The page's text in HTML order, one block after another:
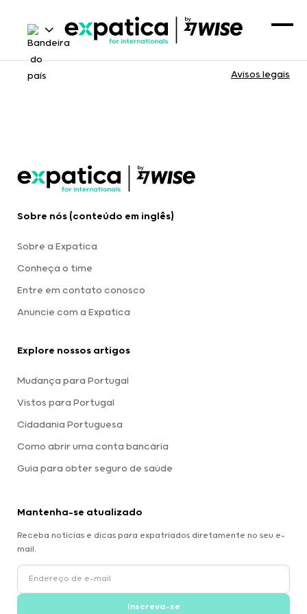
Avisos legais
Sobre nós (conteúdo em inglês)
Sobre a Expatica
Conheça o time
Entre em contato conosco
Anuncie com a Expatica
Explore nossos artigos
Mudança para Portugal
Vistos para Portugal
Cidadania Portuguesa
Como abrir uma conta bancária
Guia para obter seguro de saúde
Mantenha-se atualizado
Receba notícias e dicas para expatriados diretamente no seu e-
mail.
Inscreva-se